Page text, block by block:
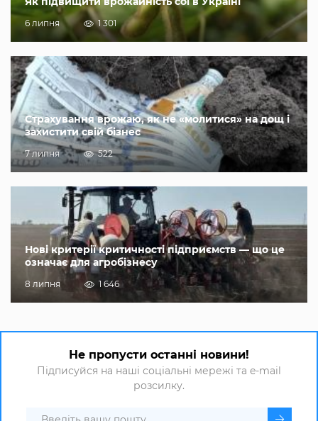
6 липня 1 301
Страхування врожаю, як не «молитися» на дощ і
захистити свій бізнес
7 липня 522
Нові критерії критичності підприємств — що це
означає для агробізнесу
8 липня 1 646
Не пропусти останні новини!
Підписуйся на наші соціальні мережі та e-mail
розсилку.